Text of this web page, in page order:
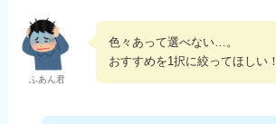
ふあん君
色々あって選べない…。
おすすめを1択に絞ってほしい！